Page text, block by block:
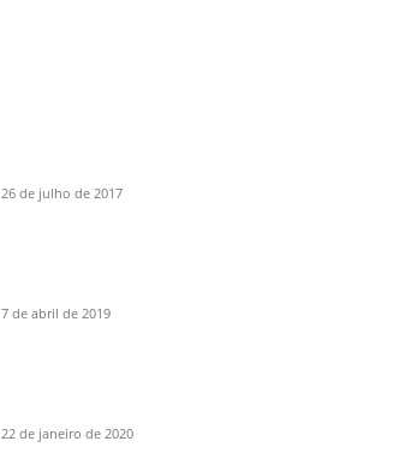
26 de julho de 2017
7 de abril de 2019
22 de janeiro de 2020